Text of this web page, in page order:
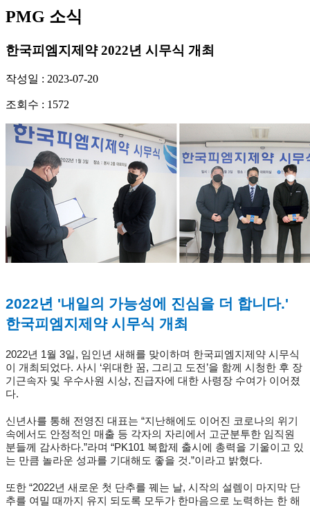
PMG 소식
한국피엠지제약 2022년 시무식 개최
작성일 : 2023-07-20
조회수 : 1572
2022년 '내일의 가능성에 진심을 더 합니다.'
한국피엠지제약 시무식 개최
2022년 1월 3일, 임인년 새해를 맞이하며 한국피엠지제약 시무식
이 개최되었다. 사시 ‘위대한 꿈, 그리고 도전 ’을 함께 시청한 후 장
기근속자 및 우수사원 시상, 진급자에 대한 사령장 수여가 이어졌
다.
신년사를 통해 전영진 대표는 “지난해에도 이어진 코로나의 위기
속에서도 안정적인 매출 등 각자의 자리에서 고군분투한 임직원
분들께 감사하다.”라며 “PK101 복합제 출시에 총력을 기울이고 있
는 만큼 놀라운 성과를 기대해도 좋을 것.”이라고 밝혔다.
또한 “2022년 새로운 첫 단추를 꿰는 날, 시작의 설렘이 마지막 단
추를 여밀 때까지 유지 되도록 모두가 한마음으로 노력하는 한 해